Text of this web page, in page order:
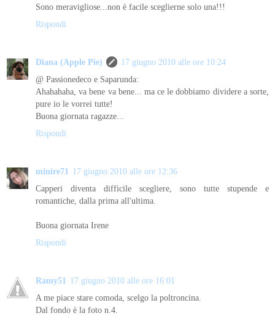
Sono meravigliose...non è facile sceglierne solo una!!!
Rispondi
Diana (Apple Pie)
17 giugno 2010 alle ore 10:24
@ Passionedeco e Saparunda:
Ahahahaha, va bene va bene... ma ce le dobbiamo dividere a sorte,
pure io le vorrei tutte!
Buona giornata ragazze...
Rispondi
minire71 17 giugno 2010 alle ore 12:36
Capperi diventa difficile scegliere, sono tutte stupende e
romantiche, dalla prima all'ultima.
Buona giornata Irene
Rispondi
Ramy51 17 giugno 2010 alle ore 16:01
A me piace stare comoda, scelgo la poltroncina.
Dal fondo è la foto n.4.